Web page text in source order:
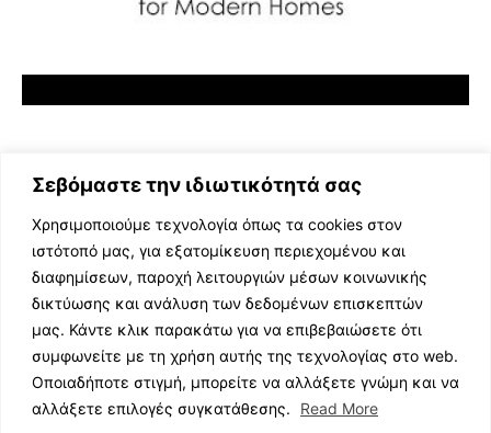
Σεβόμαστε την ιδιωτικότητά σας
Χρησιμοποιούμε τεχνολογία όπως τα cookies στον
ιστότοπό μας, για εξατομίκευση περιεχομένου και
διαφημίσεων, παροχή λειτουργιών μέσων κοινωνικής
δικτύωσης και ανάλυση των δεδομένων επισκεπτών
μας. Κάντε κλικ παρακάτω για να επιβεβαιώσετε ότι
συμφωνείτε με τη χρήση αυτής της τεχνολογίας στο web.
Οποιαδήποτε στιγμή, μπορείτε να αλλάξετε γνώμη και να
αλλάξετε επιλογές συγκατάθεσης.
Read More
ΕΛΛΗΝΙΚΗ ΜΟΥΣΙΚΗ
TV SHOWS
EVENTS
ΘΕΑΤΡΟ
ΔΙΑΓΩΝΙΣΜΟΙ